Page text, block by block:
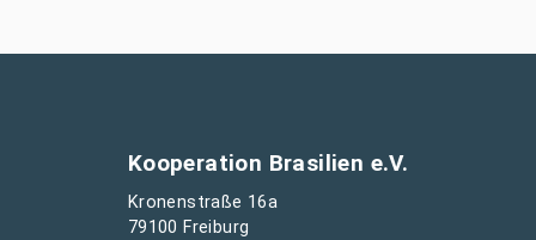
Kooperation Brasilien e.V.
Kronenstraße 16a
79100 Freiburg